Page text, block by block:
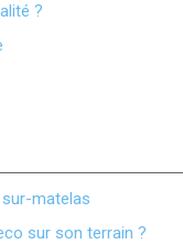
?
sur-matelas
sur son terrain ?